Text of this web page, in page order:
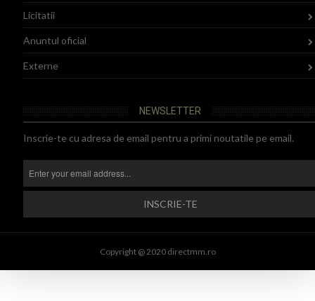
Licitatii
Anuntul oficial
Externe
NEWSLETTER
Inscrie-te cu adresa de email pentru a primi noutatile pe email.
Copyright @ 2020 directmm.ro